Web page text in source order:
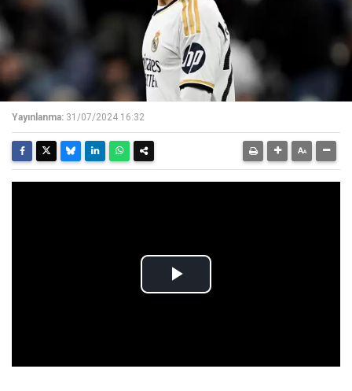
Yayınlanma: 31/07/2024 16:32